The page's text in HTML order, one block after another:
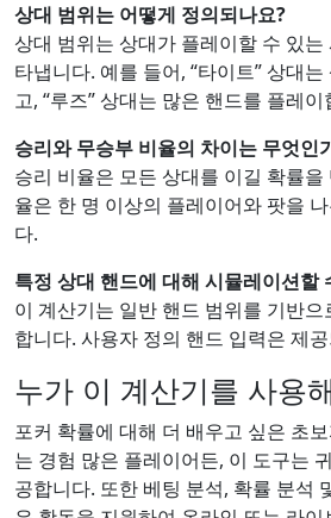
상대 범위는 어떻게 정의되나요?
상대 범위는 상대가 플레이할 수 있
타냅니다. 예를 들어, “타이트” 상대
고, “루즈” 상대는 많은 핸드를 플레이
승리와 무승부 비율의 차이는 무엇인
승리 비율은 모든 상대를 이길 확률
율은 한 명 이상의 플레이어와 팟을
다.
특정 상대 핸드에 대해 시뮬레이션할
이 계산기는 일반 핸드 범위를 기반
합니다. 사용자 정의 핸드 입력은 제
누가 이 계산기를 사용
포커 확률에 대해 더 배우고 싶은 초
는 경험 많은 플레이어든, 이 도구는
공합니다. 또한 베팅 분석, 확률 분석